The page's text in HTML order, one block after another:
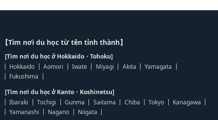
【Tìm nơi du học từ tên tỉnh thành】
[Tìm nơi du học ở Hokkaido・Tohoku]
Hokkaido
Aomori Iwate Miyagi Akita
Yamagata
Fukushima
[Tìm nơi du học ở Kanto・Koshinetsu]
Ibaraki
Tochigi Gunma Saitama Chiba Tokyo
Kanagawa
Yamanashi
Nagano
Niigata